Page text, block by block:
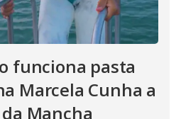
funciona pasta
Marcela Cunha a
Mancha